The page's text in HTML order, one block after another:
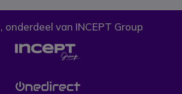
onderdeel van INCEPT Group